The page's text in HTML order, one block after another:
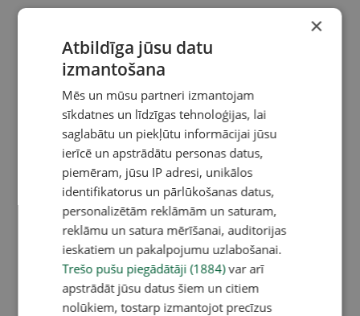
×
Atbildīga jūsu datu
izmantošana
Mēs un mūsu partneri izmantojam
sīkdatnes un līdzīgas tehnoloģijas, lai
saglabātu un piekļūtu informācijai jūsu
ierīcē un apstrādātu personas datus,
piemēram, jūsu IP adresi, unikālos
identifikatorus un pārlūkošanas datus,
personalizētām reklāmām un saturam,
reklāmu un satura mērīšanai, auditorijas
ieskatiem un pakalpojumu uzlabošanai.
Trešo pušu piegādātāji (1884)var arī
apstrādāt jūsu datus šiem un citiem
nolūkiem, tostarp izmantojot precīzus